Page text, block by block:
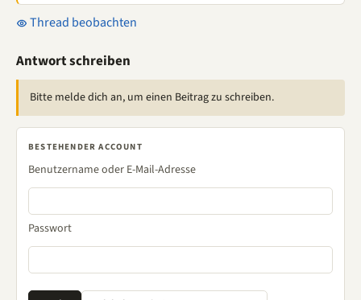
Thread beobachten
Antwort schreiben
Bitte melde dich an, um einen Beitrag zu schreiben.
BESTEHENDER ACCOUNT
Benutzername oder E-Mail-Adresse
Passwort